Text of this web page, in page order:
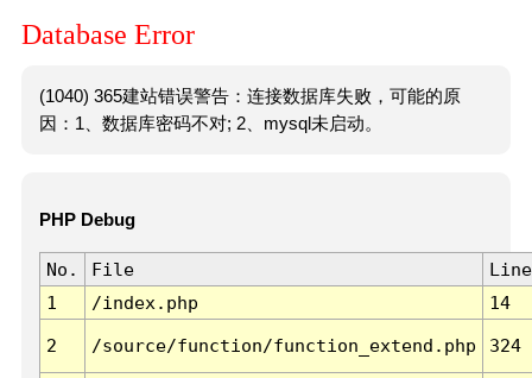
Database Error
(1040) 365建站错误警告：连接数据库失败，可能的原
因：1、数据库密码不对; 2、mysql未启动。
PHP Debug
No. File
Line
1
/index.php 14
2 /source/function/function_extend.php 324